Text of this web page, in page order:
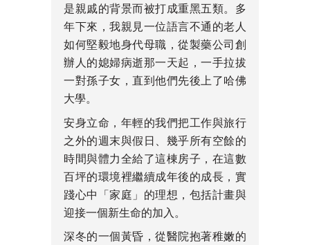
是親戚的背景而被打成重黑五類。多
年下來，我親見一位語言不通的老人
如何堅毅地身代母職，從製藥公司創
辦人的媳婦病逝那一天起，一手拉拔
一對孫子女，直到他們先後上了哈佛
大學。
安身立命，年輕的我們把工作與旅行
之外的週末與假日、幾乎所有空餘的
時間與體力全給了這棟房子，在這數
百坪的環境裡繼續成年後的成長，實
踐心中「家庭」的理想，包括計畫與
迎接一個新生命的加入。
深冬的一個黃昏，從醫院抱著稚嫩的